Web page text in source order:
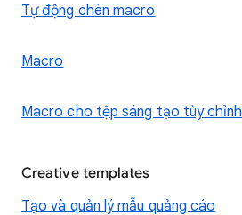
Tự động chèn macro
Macro
Macro cho tệp sáng tạo tùy chỉnh
Creative templates
Tạo và quản lý mẫu quảng cáo